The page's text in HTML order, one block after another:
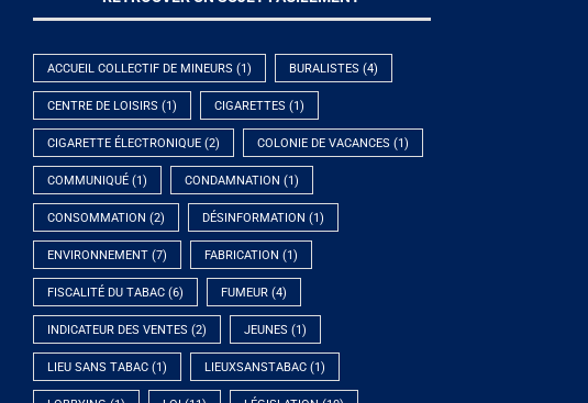
ACCUEIL COLLECTIF DE MINEURS (1) BURALISTES (4)
CENTRE DE LOISIRS (1) CIGARETTES (1)
CIGARETTE ÉLECTRONIQUE(2) COLONIE DE VACANCES (1)
COMMUNIQUÉ(1) CONDAMNATION (1)
CONSOMMATION (2) DÉSINFORMATION (1)
ENVIRONNEMENT(7) FABRICATION (1)
FISCALITÉ DU TABAC(6) FUMEUR(4)
INDICATEUR DES VENTES (2) JEUNES (1)
LIEU SANS TABAC(1) LIEUXSANSTABAC(1)